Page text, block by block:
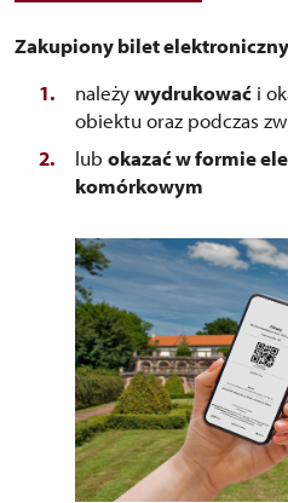
Zakupiony bilet elektroniczny
należywydrukować i
obiektu oraz podczas
lub okazać w formie
komórkowym